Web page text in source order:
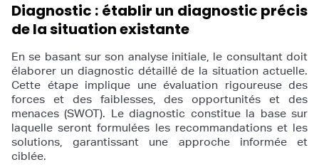
Diagnostic : établir un diagnostic précis
de la situation existante
En se basant sur son analyse initiale, le consultant doit
élaborer un diagnostic détaillé de la situation actuelle.
Cette étape implique une évaluation rigoureuse des
forces et des faiblesses, des opportunités et des
menaces (SWOT). Le diagnostic constitue la base sur
laquelle seront formulées les recommandations et les
solutions, garantissant une approche informée et
ciblée.